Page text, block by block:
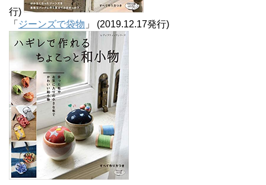
行)
「 ジーンズで袋物 」 (2019.12.17発行)